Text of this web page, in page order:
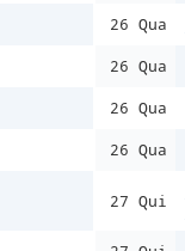
26 Qua
26 Qua
26 Qua
26 Qua
27 Qui